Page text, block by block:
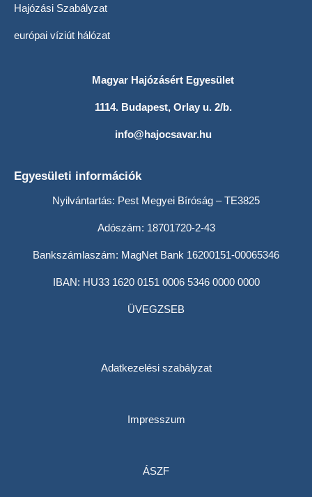
Hajózási Szabályzat
európai víziút hálózat
Magyar Hajózásért Egyesület
1114. Budapest, Orlay u. 2/b.
info@hajocsavar.hu
Egyesületi információk
Nyilvántartás: Pest Megyei Bíróság – TE3825
Adószám: 18701720-2-43
Bankszámlaszám: MagNet Bank 16200151-00065346
IBAN: HU33 1620 0151 0006 5346 0000 0000
ÜVEGZSEB
Adatkezelési szabályzat
Impresszum
ÁSZF